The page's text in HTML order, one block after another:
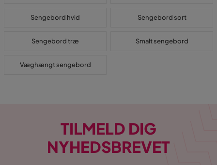
Sengebord hvid Sengebord sort
Sengebord træ Smalt sengebord
Væghængt sengebord
TILMELD DIG
NYHEDSBREVET